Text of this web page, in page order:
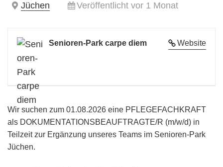
Jüchen
Veröffentlicht vor 1 Monat
Website
Senioren-Park carpe diem
Wir suchen zum 01.08.2026 eine PFLEGEFACHKRAFT
als DOKUMENTATIONSBEAUFTRAGTE/R (m/w/d) in
Teilzeit zur Ergänzung unseres Teams im Senioren-Park
Jüchen.